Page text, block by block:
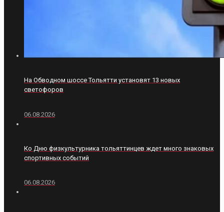
На Обводном шоссе Тольятти установят 13 новых
светофоров
06.08.2026
Ко Дню физкультурника тольяттинцев ждет много знаковых
спортивных событий
06.08.2026